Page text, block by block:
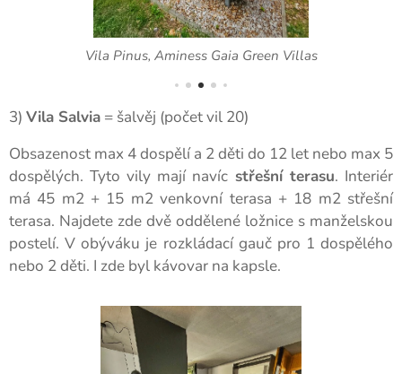
Vila Pinus, Aminess Gaia Green Villas
3) Vila Salvia = šalvěj (počet vil 20)
Obsazenost max 4 dospělí a 2 děti do 12 let nebo max 5
dospělých. Tyto vily mají navíc střešní terasu. Interiér
má 45 m2 + 15 m2 venkovní terasa + 18 m2 střešní
terasa. Najdete zde dvě oddělené ložnice s manželskou
postelí. V obýváku je rozkládací gauč pro 1 dospělého
nebo 2 děti. I zde byl kávovar na kapsle.